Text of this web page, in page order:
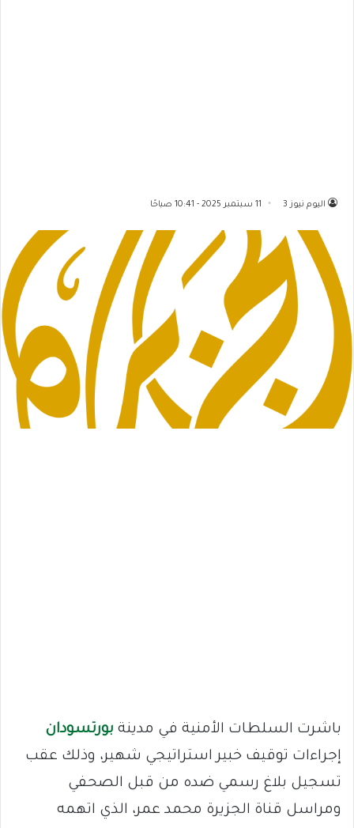
اليوم نيوز 3 11 سبتمبر 2025 - 10:41 صباحًا
باشرت السلطات الأمنية في مدينة بورتسودان
إجراءات توقيف خبير استراتيجي شهير، وذلك عقب
تسجيل بلاغ رسمي ضده من قبل الصحفي
ومراسل قناة الجزيرة محمد عمر، الذي اتهمه